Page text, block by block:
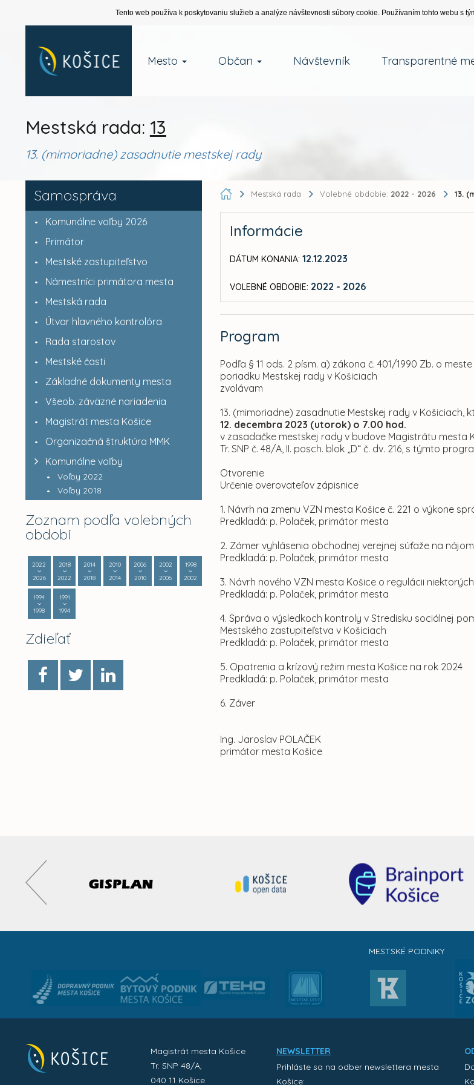
Tento web používa k poskytovaniu služieb a analýze návštevnosti súbory cookie. Používaním tohto webu s
Mesto Občan Návštevník Transparentné
Mestská rada: 13
13. (mimoriadne) zasadnutie mestskej rady
Samospráva
Komunálne voľby 2026
Primátor
Mestské zastupiteľstvo
Námestníci primátora mesta
Mestská rada
Útvar hlavného kontrolóra
Rada starostov
Mestské časti
Základné dokumenty mesta
Všeob. záväzné nariadenia
Magistrát mesta Košice
Organizačná štruktúra MMK
Komunálne voľby
Voľby 2022
Voľby 2018
Zoznam podľa volebných
období
2022
2026
2018
2022
2014
2018
2010
2014
2006
2010
2002
2006
1998
2002
1994
1998
1991
1994
Zdieľať
Mestská rada Volebné obdobie: 2022 - 2026 13.
Informácie
DÁTUM KONANIA: 12.12.2023
VOLEBNÉ OBDOBIE: 2022 - 2026
Program
Podľa § 11 ods. 2 písm. a) zákona č. 401/1990 Zb. o
poriadku Mestskej rady v Košiciach
zvolávam
13. (mimoriadne) zasadnutie Mestskej rady v Košiciach,
12. decembra 2023 (utorok) o 7.00 hod.
v zasadačke mestskej rady v budove Magistrátu mesta
Tr. SNP č. 48/A, II. posch. blok „D“ č. dv. 216, s týmto
Otvorenie
Určenie overovateľov zápisnice
1. Návrh na zmenu VZN mesta Košice č. 221 o výkone
Predkladá: p. Polaček, primátor mesta
2. Zámer vyhlásenia obchodnej verejnej súťaže na
Predkladá: p. Polaček, primátor mesta
3. Návrh nového VZN mesta Košice o regulácii
Predkladá: p. Polaček, primátor mesta
4. Správa o výsledkoch kontroly v Stredisku sociálnej
Mestského zastupiteľstva v Košiciach
Predkladá: p. Polaček, primátor mesta
5. Opatrenia a krízový režim mesta Košice na rok 2024
Predkladá: p. Polaček, primátor mesta
6. Záver
Ing. Jaroslav POLAČEK
primátor mesta Košice
MESTSKÉ PODNIKY
Magistrát mesta Košice
Tr. SNP 48/A,
040 11 Košice
NEWSLETTER
Prihláste sa na odber newslettera mesta
Košice: